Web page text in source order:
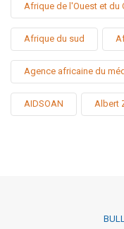
Afrique de l'Ouest et du
Afrique du sud
Agence africaine du
AIDSOAN Albert